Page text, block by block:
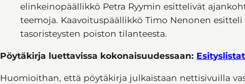
elinkeinopäällikkö Petra Ryymin esittelivät
teemoja. Kaavoituspäällikkö Timo Nenonen
tasoristeysten poiston tilanteesta.
Pöytäkirja luettavissa kokonaisuudessaan:
Huomioithan, että pöytäkirja julkaistaan nettisivuilla